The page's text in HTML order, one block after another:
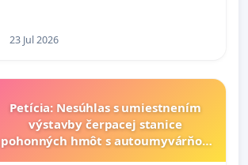
a odvodňovacích kanálov na
23 Jul 2026
Petícia: Nesúhlas s umiestnením
výstavby čerpacej stanice
pohonných hmôt s autoumyvárňou